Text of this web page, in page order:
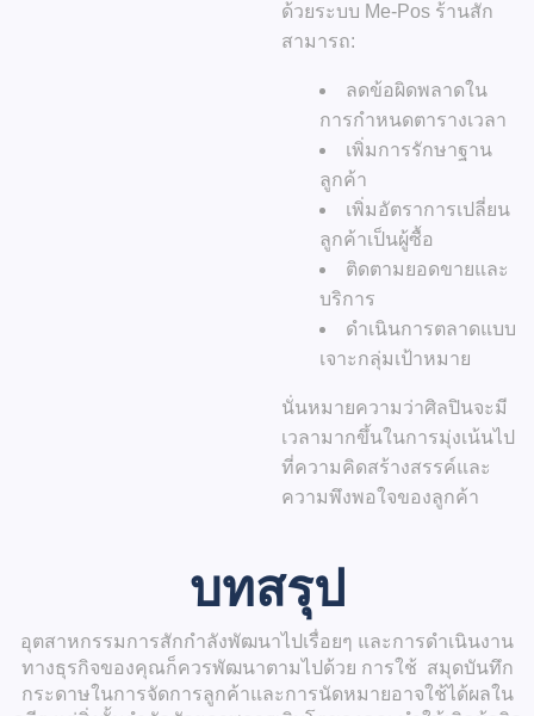
ด้วยระบบ Me-Pos ร้านสัก
สามารถ:
ลดข้อผิดพลาดใน
การกำหนดตารางเวลา
เพิ่มการรักษาฐาน
ลูกค้า
เพิ่มอัตราการเปลี่ยน
ลูกค้าเป็นผู้ซื้อ
ติดตามยอดขายและ
บริการ
ดำเนินการตลาดแบบ
เจาะกลุ่มเป้าหมาย
นั่นหมายความว่าศิลปินจะมี
เวลามากขึ้นในการมุ่งเน้นไป
ที่ความคิดสร้างสรรค์และ
ความพึงพอใจของลูกค้า
บทสรุป
อุตสาหกรรมการสักกำลังพัฒนาไปเรื่อยๆ และการดำเนินงาน
ทางธุรกิจของคุณก็ควรพัฒนาตามไปด้วย การใช้ สมุดบันทึก
กระดาษในการจัดการลูกค้าและการนัดหมายอาจใช้ได้ผลใน